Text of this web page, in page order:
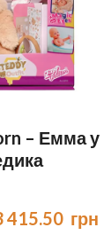
– Емма у
415.50  грн